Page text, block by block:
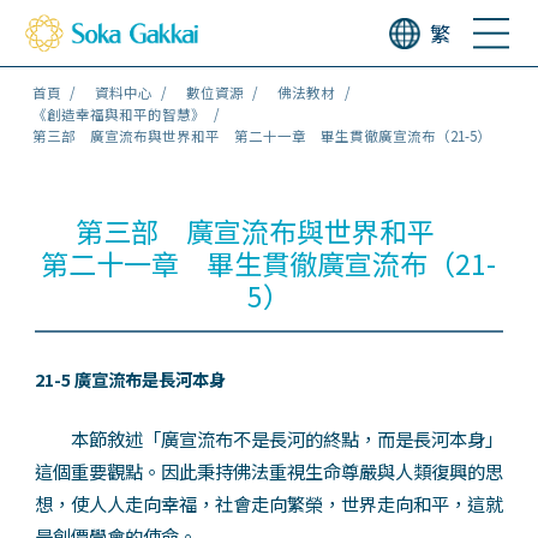
繁
首頁 資料中心 數位資源
佛法教材
《創造幸福與和平的智慧》
第三部 廣宣流布與世界和平 第二十一章 畢生貫徹廣宣流布（21-5）
第三部 廣宣流布與世界和平
第二十一章 畢生貫徹廣宣流布（21-
5）
21-5 廣宣流布是長河本身
本節敘述「廣宣流布不是長河的終點，而是長河本身」
這個重要觀點。因此秉持佛法重視生命尊嚴與人類復興的思
想，使人人走向幸福，社會走向繁榮，世界走向和平，這就